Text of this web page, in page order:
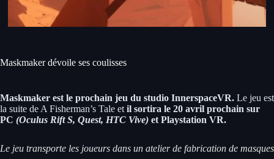
Maskmaker dévoile ses coulisses
Maskmaker est le prochain jeu du studio InnerspaceVR. Le jeu est
la suite de A Fisherman’s Tale et il sortira le 20 avril prochain sur
PC (Oculus Rift S, Quest, HTC Vive) et Playstation VR.
Le jeu transporte les joueurs dans un atelier de fabrication de masques